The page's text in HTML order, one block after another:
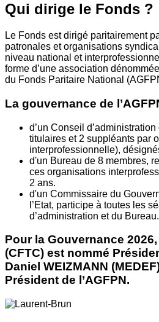
Qui dirige le Fonds ?
Le Fonds est dirigé paritairement
patronales et organisations
niveau national et
forme d’une association
du Fonds Paritaire National
La gouvernance de
d’un Conseil
titulaires et 2 suppléants par
interprofessionnelle),
d'un Bureau de 8 membres,
ces organisations
2 ans.
d'un Commissaire du
l’Etat, participe à toutes les
d’administration et du Bureau.
Pour la Gouvernance
(CFTC) est nommé
Daniel WEIZMANN
Président de l’AGFPN.